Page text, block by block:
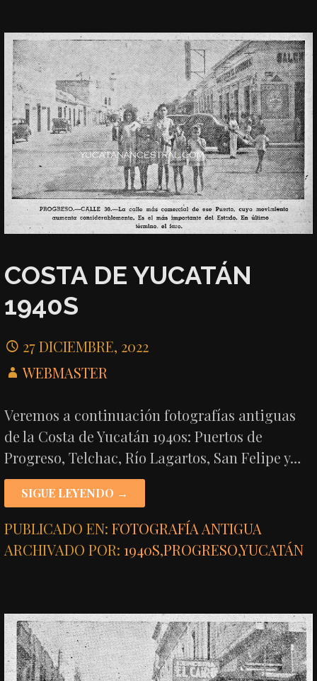
COSTA DE YUCATÁN
1940S
27 DICIEMBRE, 2022
WEBMASTER
Veremos a continuación fotografías antiguas
de la Costa de Yucatán 1940s: Puertos de
Progreso, Telchac, Río Lagartos, San Felipe y…
SIGUE LEYENDO →
PUBLICADO EN:FOTOGRAFÍA ANTIGUA
ARCHIVADO POR:1940S,PROGRESO,YUCATÁN